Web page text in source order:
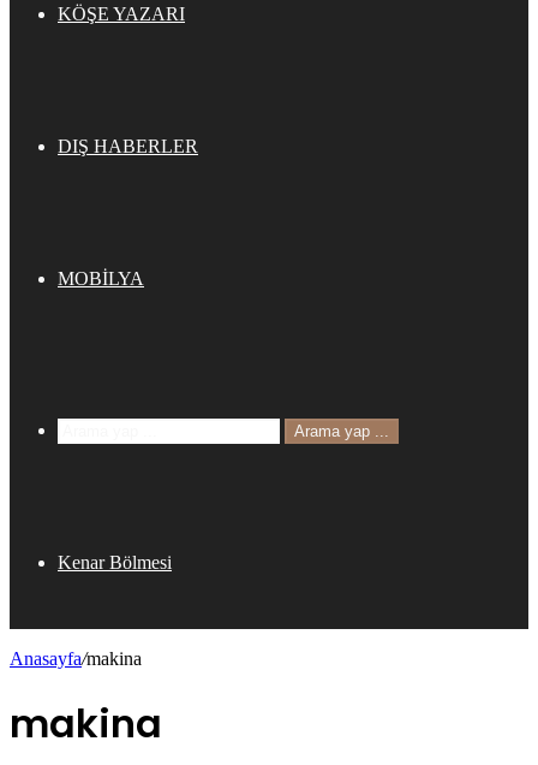
KÖŞE YAZARI
DIŞ HABERLER
MOBİLYA
Arama yap ...
Kenar Bölmesi
Anasayfa/makina
makina